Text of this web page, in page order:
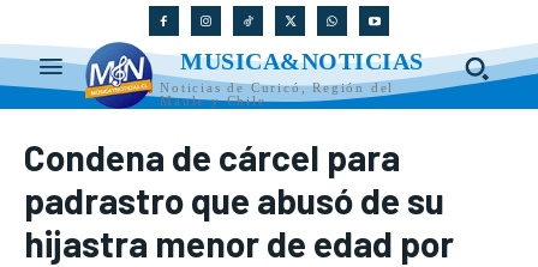
MUSICA&NOTICIAS
Noticias de Curicó, Región del
Maule y Chile
Condena de cárcel para
padrastro que abusó de su
hijastra menor de edad por